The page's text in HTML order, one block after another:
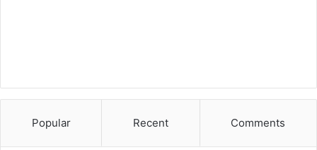
Popular Recent Comments